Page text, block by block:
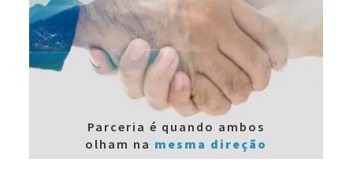
Parceria é quando ambos
olham na mesma direção